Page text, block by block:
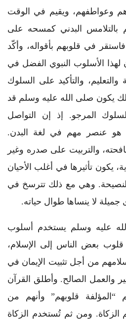
وعواطفهم، ويقيم في الوقت
بالتلامس البدني كمسحه على
في قلوبهم بأقواله، وأكّد
لهذا الأسلوب النبوي الفضل في
والتأكيد على السلوك
يكون صلى الله عليه وسلم قد
المرجو. إذ إن التواصل
هو عنصر مهم في لغة البدن.
والتربيت على صدره وغير
يكون تأثيرها في أغلب الأحيان
وهي مع ذلك تترسخ في
لا ينساها طوال حياته.
عليه وسلم يستخدم أسلوب
قلوب بعض الناس إلى الإسلام،
من أجل تثبيت الإيمان في
والعمل الصالح. وأطلق القرآن
“المؤلفة قلوبهم” وأنهم من
الزكاة. ومن ثم تُستخدم الزكاة